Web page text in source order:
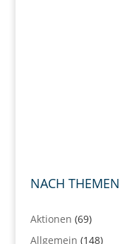
NACH THEMEN
Aktionen (69)
Allgemein (148)